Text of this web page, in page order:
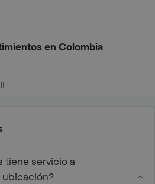
en Colombia
tiene servicio a